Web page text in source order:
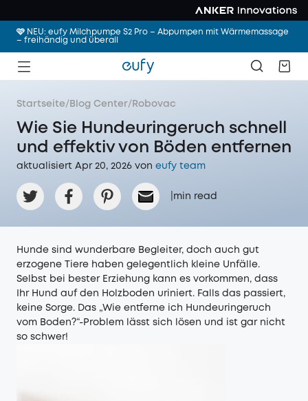
🩷 NEU: eufy Milchpumpe S2 Pro – Abpumpen mit Wärmemassage
– freihändig und überall
Startseite/ Blog Center/ Robovac
Wie Sie Hundeuringeruch schnell
und effektiv von Böden entfernen
aktualisiert Apr 20, 2026 von eufy team
min read
Hunde sind wunderbare Begleiter, doch auch gut
erzogene Tiere haben gelegentlich kleine Unfälle.
Selbst bei bester Erziehung kann es vorkommen, dass
Ihr Hund auf den Holzboden uriniert. Falls das passiert,
keine Sorge. Das „Wie entferne ich Hundeuringeruch
vom Boden?“-Problem lässt sich lösen und ist gar nicht
so schwer!